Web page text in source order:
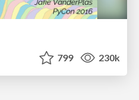
799 230k